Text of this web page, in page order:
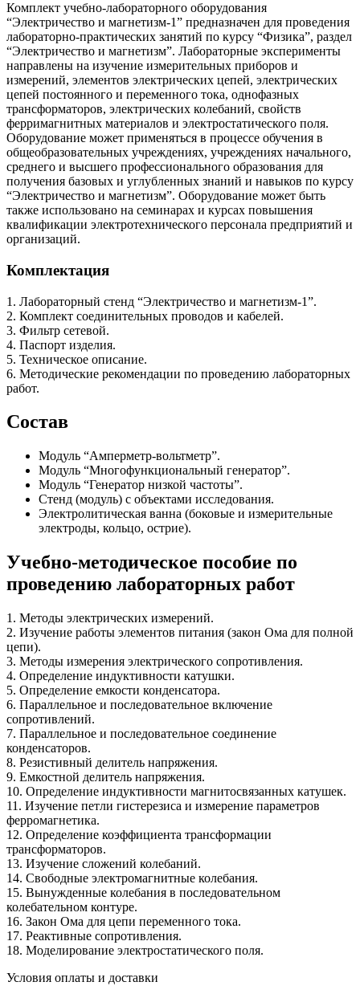
Комплект учебно-лабораторного оборудования
“Электричество и магнетизм-1” предназначен для проведения
лабораторно-практических занятий по курсу “Физика”, раздел
“Электричество и магнетизм”. Лабораторные эксперименты
направлены на изучение измерительных приборов и
измерений, элементов электрических цепей, электрических
цепей постоянного и переменного тока, однофазных
трансформаторов, электрических колебаний, свойств
ферримагнитных материалов и электростатического поля.
Оборудование может применяться в процессе обучения в
общеобразовательных учреждениях, учреждениях начального,
среднего и высшего профессионального образования для
получения базовых и углубленных знаний и навыков по курсу
“Электричество и магнетизм”. Оборудование может быть
также использовано на семинарах и курсах повышения
квалификации электротехнического персонала предприятий и
организаций.
Комплектация
1. Лабораторный стенд “Электричество и магнетизм-1”.
2. Комплект соединительных проводов и кабелей.
3. Фильтр сетевой.
4. Паспорт изделия.
5. Техническое описание.
6. Методические рекомендации по проведению лабораторных
работ.
Состав
Модуль “Амперметр-вольтметр”.
Модуль “Многофункциональный генератор”.
Модуль “Генератор низкой частоты”.
Стенд (модуль) с объектами исследования.
Электролитическая ванна (боковые и измерительные
электроды, кольцо, острие).
Учебно-методическое пособие по
проведению лабораторных работ
1. Методы электрических измерений.
2. Изучение работы элементов питания (закон Ома для полной
цепи).
3. Методы измерения электрического сопротивления.
4. Определение индуктивности катушки.
5. Определение емкости конденсатора.
6. Параллельное и последовательное включение
сопротивлений.
7. Параллельное и последовательное соединение
конденсаторов.
8. Резистивный делитель напряжения.
9. Емкостной делитель напряжения.
10. Определение индуктивности магнитосвязанных катушек.
11. Изучение петли гистерезиса и измерение параметров
ферромагнетика.
12. Определение коэффициента трансформации
трансформаторов.
13. Изучение сложений колебаний.
14. Свободные электромагнитные колебания.
15. Вынужденные колебания в последовательном
колебательном контуре.
16. Закон Ома для цепи переменного тока.
17. Реактивные сопротивления.
18. Моделирование электростатического поля.
Условия оплаты и доставки